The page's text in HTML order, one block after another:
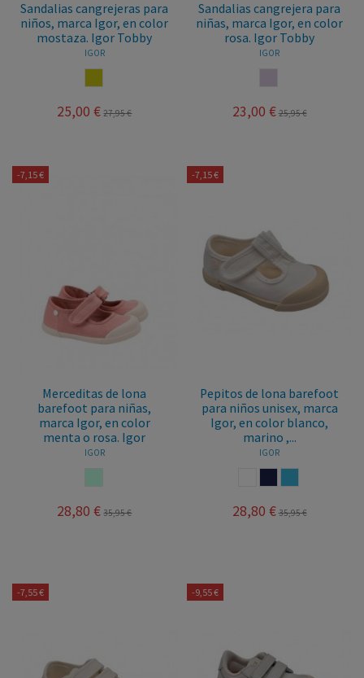
Sandalias cangrejeras para
niños, marca Igor, en color
mostaza. Igor Tobby
IGOR
25,00 € 27,95 €
Sandalias cangrejera para
niñas, marca Igor, en color
rosa. Igor Tobby
IGOR
23,00 € 25,95 €
-7,15 €
Merceditas de lona
barefoot para niñas,
marca Igor, en color
menta o rosa. Igor
IGOR
28,80 € 35,95 €
-7,15 €
Pepitos de lona barefoot
para niños unisex, marca
Igor, en color blanco,
marino ,...
IGOR
28,80 € 35,95 €
-7,55 € -9,55 €